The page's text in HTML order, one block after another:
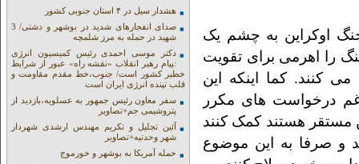
اوکراین به چشم یک
را اهرمی برای تقویت
کنند. کما اینکه این
درخواست های مکرر
مستقر هستند کمک کنند
و صرفا به این موضوع
هشدار سیل در ۴ استان جنوبی کشور
صدای انفجارهای شدید در بوشهر و دشتی/ 3
شهید در حمله به مرز شلمچه
دکتر موسی احمدی رئیس کمیسیون انرژی
:پیام رهبر انقلاب «نقشه راه» عبور از شرایط
خطیر کشور است/ جنوب،خط مقدم مقاومت و
قلب تپنده انرژی ایران است
سفر معاون رئیس جمهور به عسلویه،بازدید از
پتروشیمی جم+تصاویر
آئین تجلیل و تکریم مهندس ارشدی شهردار
شهر وحدتیه+تصاویر
حمله آمریکا به بوشهر و خورموج